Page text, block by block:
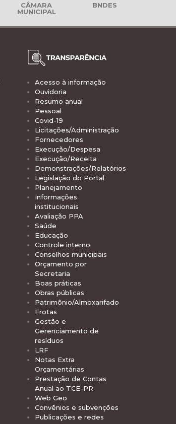
CÂMARA
MUNICIPAL
BNDES
Acesso à informação
Ouvidoria
Resumo anual
Pessoal
Covid-19
Licitações/Administração
Fornecedores
Execução/Despesa
Execução/Receita
Demonstrações/Relatórios
Legislação do Portal
Planejamento
Informações
institucionais
Avaliação PPA
Saúde
Educação
Controle interno
Conselhos municipais
Orçamento por
Secretaria
Boas práticas
Obras públicas
Patrimônio/Almoxarifado
Frotas
Gestão e
Gerenciamento de
resíduos
LRF
Notas Extra
Orçamentárias
Prestação de Contas
Anual ao TCE-PR
Web Geo
Convênios e subvenções
Publicações e redes